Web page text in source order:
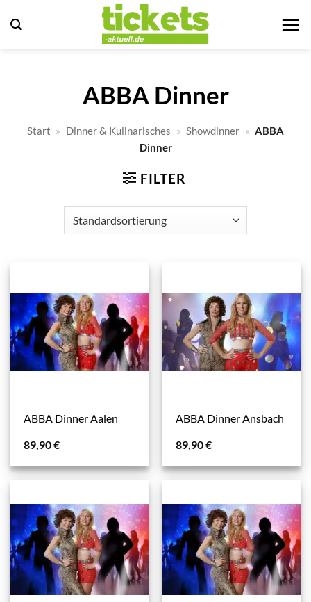
Inhalt
ABBA Dinner
Start » Dinner & Kulinarisches » Showdinner » ABBA
Dinner
FILTER
ABBA Dinner Aalen
89,90€
ABBA Dinner Ansbach
89,90€